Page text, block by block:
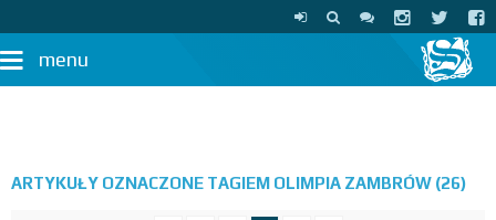
menu
ARTYKUŁY OZNACZONE TAGIEM OLIMPIA ZAMBRÓW (26)